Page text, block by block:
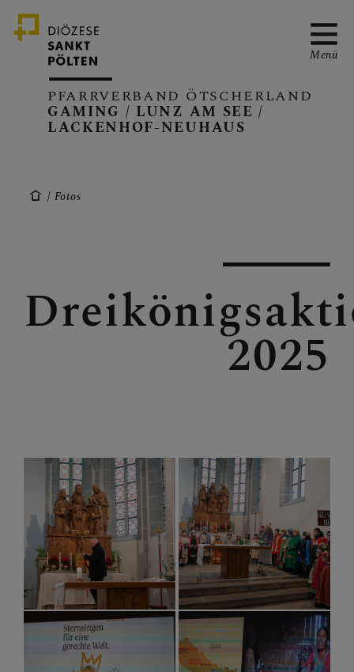
LUNZ/SEE
LACKENHOF - NEUHAUS
PFARRVERBAND ÖTSCHERLAND
GAMING / LUNZ AM SEE /
LACKENHOF-NEUHAUS
Menü
Fotos
2025